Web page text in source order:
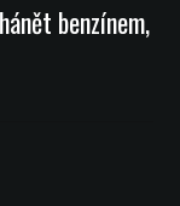
benzínem,